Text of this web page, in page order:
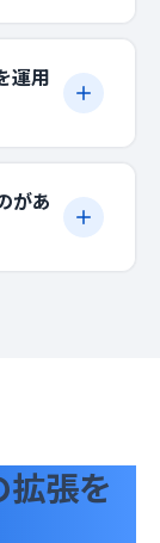
運用
があ
張を